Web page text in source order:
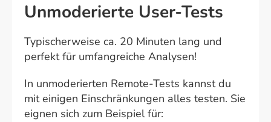
Unmoderierte User-Tests
Typischerweise ca. 20 Minuten lang und
perfekt für umfangreiche Analysen!
In unmoderierten Remote-Tests kannst du
mit einigen Einschränkungen alles testen. Sie
eignen sich zum Beispiel für: